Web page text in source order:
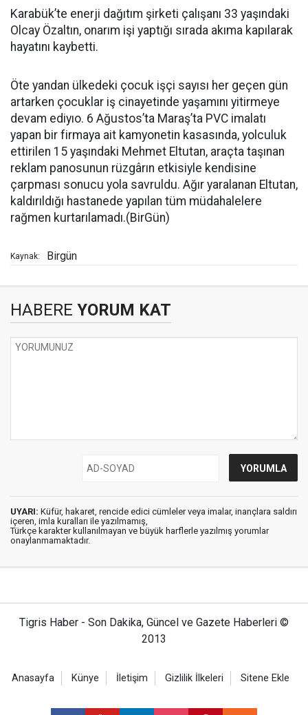
Karabük’te enerji dağıtım şirketi çalışanı 33 yaşındaki
Olcay Özaltın, onarım işi yaptığı sırada akıma kapılarak
hayatını kaybetti.
Öte yandan ülkedeki çocuk işçi sayısı her geçen gün
artarken çocuklar iş cinayetinde yaşamını yitirmeye
devam ediyıo. 6 Ağustos’ta Maraş’ta PVC imalatı
yapan bir firmaya ait kamyonetin kasasında, yolculuk
ettirilen 15 yaşındaki Mehmet Eltutan, araçta taşınan
reklam panosunun rüzgârın etkisiyle kendisine
çarpması sonucu yola savruldu. Ağır yaralanan Eltutan,
kaldırıldığı hastanede yapılan tüm müdahalelere
rağmen kurtarılamadı.(BirGün)
Kaynak: Birgün
HABERE YORUM KAT
UYARI: Küfür, hakaret, rencide edici cümleler veya imalar, inançlara saldırı
içeren, imla kuralları ile yazılmamış,
Türkçe karakter kullanılmayan ve büyük harflerle yazılmış yorumlar
onaylanmamaktadır.
Tigris Haber - Son Dakika, Güncel ve Gazete Haberleri ©
2013
Anasayfa Künye İletişim Gizlilik İlkeleri Sitene Ekle